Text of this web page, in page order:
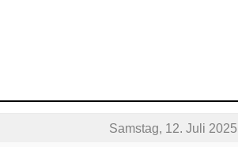
Samstag, 12. Juli 2025